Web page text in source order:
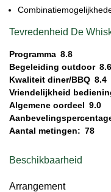
Tevredenheid De
Programma 8.8
Begeleiding outdoor 8.6
Kwaliteit diner/BBQ 8.4
Vriendelijkheid
Algemene oordeel 9.0
Aantal metingen: 78
Beschikbaarheid
Arrangement